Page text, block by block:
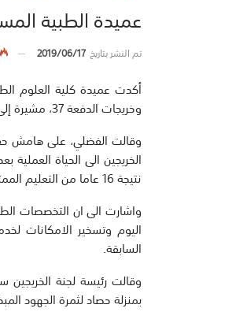
عميدة الطبية المساعدة : 4 برامج للماجستير والدراسات
تم النشر بتاريخ2019/06/17
وخريجات الدفعة 37، مشيرة إلى دور أعضاء الهيئة التدريسية طوال الـ4 أعوام من دراستهم.
وقالت الفضلي، على هامش
نتيجة 16 عاما من التعليم الممتاز”.
واشارت الى ان التخصصات
اليوم وتسخير الامكانات
السابقة.
بمنزلة حصاد لثمرة الجهود